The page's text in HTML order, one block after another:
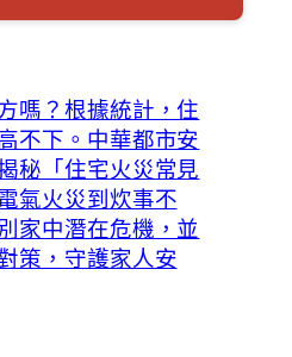
嗎？根據統計，住
不下。中華都市安
秘「住宅火災常見
氣火災到炊事不
家中潛在危機，並
策，守護家人安